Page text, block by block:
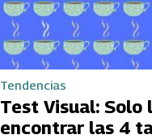
Tendencias
Test Visual: Solo
encontrar las 4